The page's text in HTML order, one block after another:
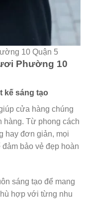
10 Quận 5
Phường 10
kế sáng tạo
cửa hàng chúng
hàng. Từ phong cách
hay đơn giản, mọi
bảo vẻ đẹp hoàn
sáng tạo để mang
hợp với từng nhu